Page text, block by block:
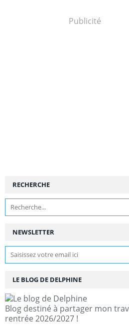
Publicité
NEWSLETTER
RECHERCHE
LE BLOG DE DELPHINE
Blog destiné à partager mon
rentrée 2026/2027 !